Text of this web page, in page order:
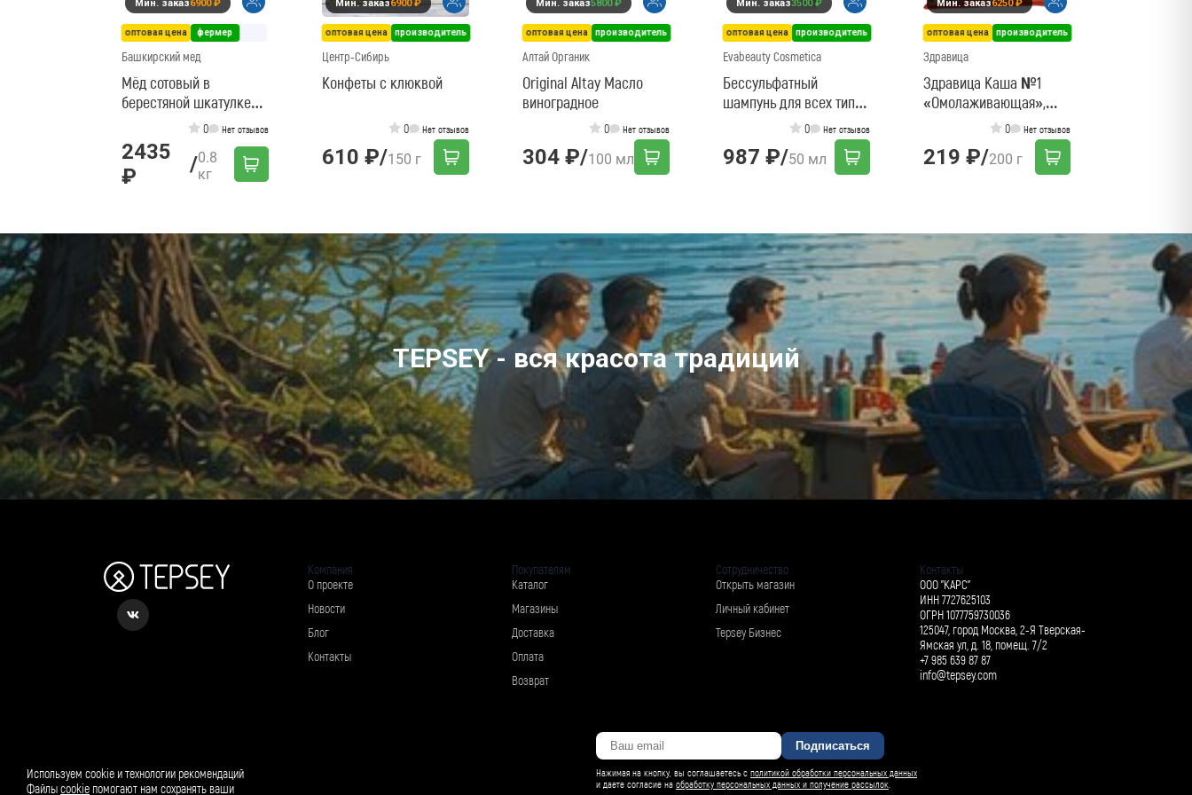
Мин. заказ6900 ₽
оптовая цена фермер
Башкирский мед
Мёд сотовый в
берестяной шкатулке
0 Нет отзывов
2435
₽
/0.8
кг
Мин. заказ6900 ₽
оптовая цена производитель
Центр-Сибирь
Конфеты с клюквой
0 Нет отзывов
610 ₽/150 г
Мин. заказ5800 ₽
оптовая цена производитель
Алтай Органик
Original Altay Масло
виноградное
0 Нет отзывов
304 ₽/100 мл
Мин. заказ3500 ₽
оптовая цена производитель
Evabeauty Cosmetica
Бессульфатный
шампунь для всех типов
волос - 50мл 0 Нет отзывов
987 ₽/50 мл
Мин. заказ6250 ₽
оптовая цена производитель
Здравица
Здравица Каша №1
«Омолаживающая»,
0 Нет отзывов
219 ₽/200 г
TEPSEY - вся красота традиций
Компания
О проекте
Новости
Блог
Контакты
Покупателям
Каталог
Магазины
Доставка
Оплата
Возврат
Сотрудничество
Открыть магазин
Личный кабинет
Tepsey Бизнес
Контакты
ООО "КАРС"
ИНН 7727625103
ОГРН 1077759730036
125047, город Москва, 2-Я Тверская-
Ямская ул, д. 18, помещ. 7/2
+7 985 639 87 87
info@tepsey.com
Рассылка о вкусном и полезном
Подписаться
Нажимая на кнопку, вы соглашаетесь с политикой обработки персональных данных
и даете согласие на обработку персональных данных и получение рассылок
Используем cookie и технологии рекомендаций
Файлыcookie помогают нам сохранять ваши